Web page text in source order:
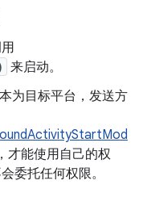
来启动。
为目标平台，发送方
才能使用自己的权
委托任何权限。